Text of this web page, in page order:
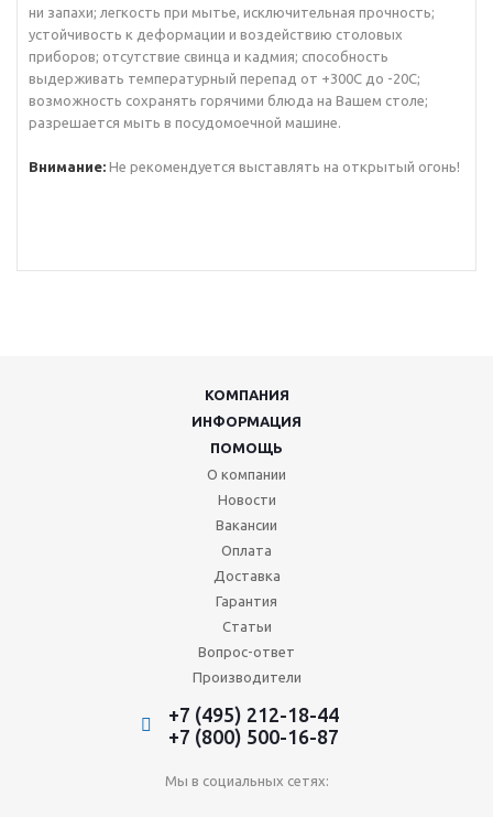
ни запахи; легкость при мытье, исключительная прочность;
устойчивость к деформации и воздействию столовых
приборов; отсутствие свинца и кадмия; способность
выдерживать температурный перепад от +300С до -20С;
возможность сохранять горячими блюда на Вашем столе;
разрешается мыть в посудомоечной машине.
Внимание: Не рекомендуется выставлять на открытый огонь!
КОМПАНИЯ
ИНФОРМАЦИЯ
ПОМОЩЬ
О компании
Новости
Вакансии
Оплата
Доставка
Гарантия
Статьи
Вопрос-ответ
Производители
+7 (495) 212-18-44
+7 (800) 500-16-87
Мы в социальных сетях: